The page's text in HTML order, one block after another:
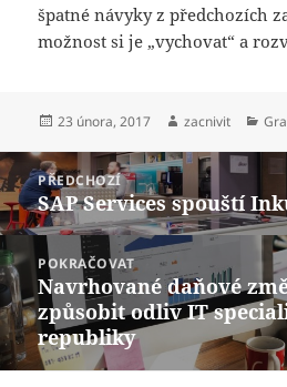
špatné návyky z předchozích
možnost si je „vychovat“ a
Publikováno:
23 února, 2017 Autor:
zacnivit
Navigace
pro
příspěvek
PŘEDCHOZÍ
Předchozí
příspěvek:
SAP Services spouští
POKRAČOVAT
Následující
příspěvek:
Navrhované daňové
způsobit odliv IT
republiky